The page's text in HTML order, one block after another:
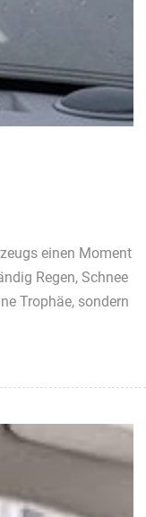
einen Moment
Regen, Schnee
Trophäe, sondern